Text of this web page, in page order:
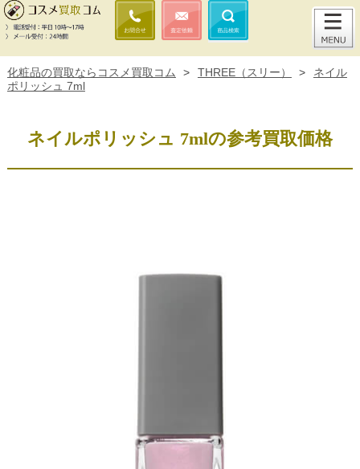
化粧品の買取ならコスメ買取コム > THREE（スリー） >
ネイル
ポリッシュ 7ml
ネイルポリッシュ 7mlの参考買取価格